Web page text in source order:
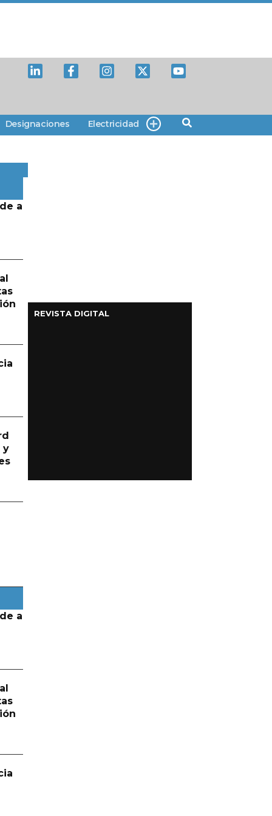
Designaciones Electricidad
a
y
a
REVISTA DIGITAL